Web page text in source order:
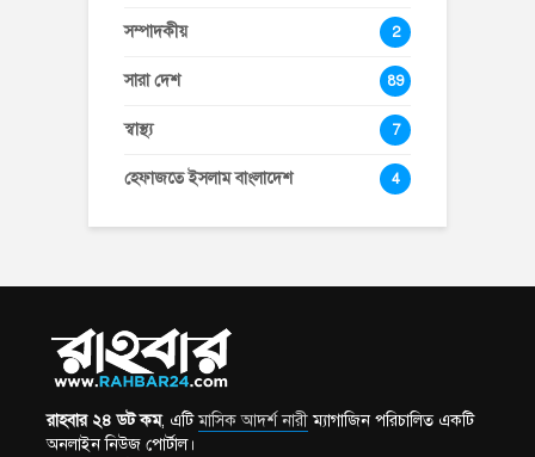
সম্পাদকীয় 2
সারা দেশ 89
স্বাস্থ্য 7
হেফাজতে ইসলাম বাংলাদেশ 4
রাহবার ২৪ ডট কম, এটিমাসিক আদর্শ নারীম্যাগাজিন পরিচালিত একটি
অনলাইন নিউজ পোর্টাল।